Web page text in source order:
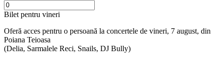
Bilet pentru vineri
Oferă acces pentru o persoană la concertele de vineri, 7 august, din
Poiana Teioasa
(Delia, Sarmalele Reci, Snails, DJ Bully)